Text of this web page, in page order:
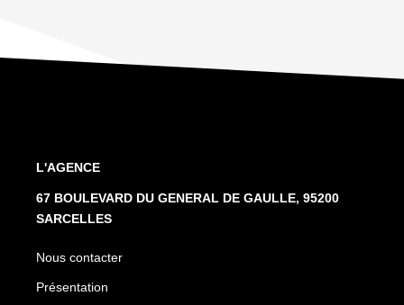
L'AGENCE
67 BOULEVARD DU GENERAL DE GAULLE, 95200
SARCELLES
Nous contacter
Présentation